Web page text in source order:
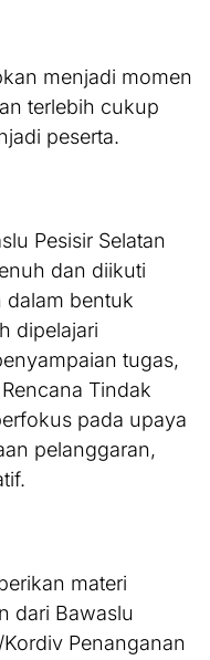
menjadi momen
terlebih cukup
peserta.
Pesisir Selatan
dan diikuti
dalam bentuk
dipelajari
tugas,
Tindak
pada upaya
pelanggaran,
materi
dari Bawaslu
Penanganan